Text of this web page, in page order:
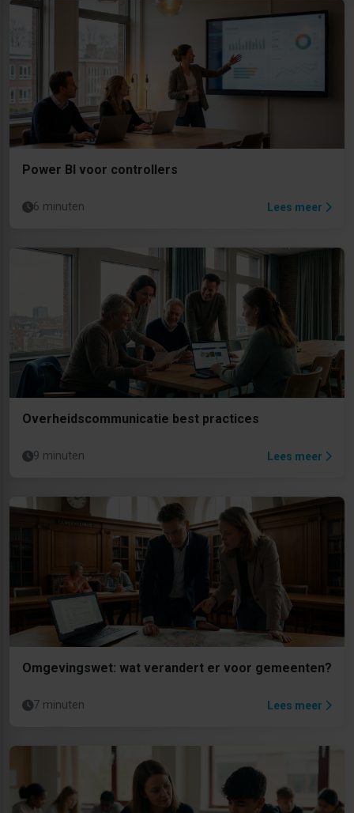
Power BI voor controllers
6 minuten Lees meer
Overheidscommunicatie best practices
9 minuten Lees meer
Omgevingswet: wat verandert er voor gemeenten?
7 minuten Lees meer